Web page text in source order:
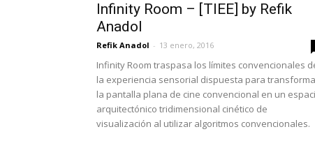
Infinity Room – [TIEE] by Refik
Anadol
Refik Anadol - 13 enero, 2016
Infinity Room traspasa los límites convencionales
la experiencia sensorial dispuesta para
la pantalla plana de cine convencional en un
arquitectónico tridimensional cinético de
visualización al utilizar algoritmos convencionales.